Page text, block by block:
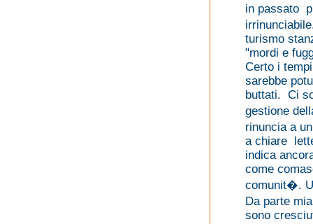
in passato
turismo
"mordi e
Certo i
sarebbe
buttati. Ci
gestione
rinuncia a
a chiare
indica
come
comunit�.
Da parte
sono